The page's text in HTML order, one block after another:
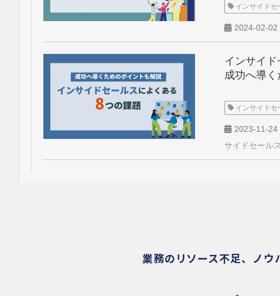
インサイドセ
2024-02-02
インサイ
成功へ導
インサイドセ
2023-11-24
サイドセールス
業務のリソース不足、ノウ